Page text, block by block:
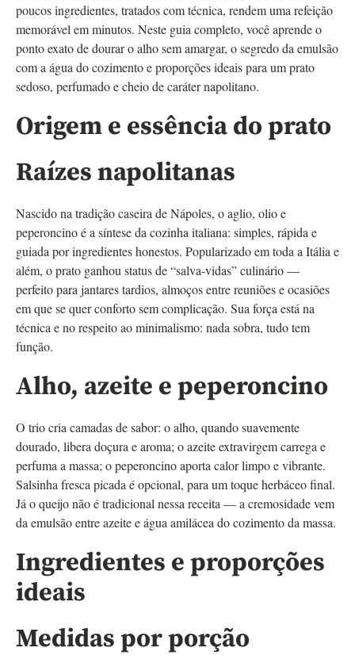
poucos ingredientes, tratados com técnica, rendem uma refeição
memorável em minutos. Neste guia completo, você aprende o
ponto exato de dourar o alho sem amargar, o segredo da emulsão
com a água do cozimento e proporções ideais para um prato
sedoso, perfumado e cheio de caráter napolitano.
Origem e essência do prato
Raízes napolitanas
Nascido na tradição caseira de Nápoles, o aglio, olio e
peperoncino é a síntese da cozinha italiana: simples, rápida e
guiada por ingredientes honestos. Popularizado em toda a Itália e
além, o prato ganhou status de “salva-vidas” culinário —
perfeito para jantares tardios, almoços entre reuniões e ocasiões
em que se quer conforto sem complicação. Sua força está na
técnica e no respeito ao minimalismo: nada sobra, tudo tem
função.
Alho, azeite e peperoncino
O trio cria camadas de sabor: o alho, quando suavemente
dourado, libera doçura e aroma; o azeite extravirgem carrega e
perfuma a massa; o peperoncino aporta calor limpo e vibrante.
Salsinha fresca picada é opcional, para um toque herbáceo final.
Já o queijo não é tradicional nessa receita — a cremosidade vem
da emulsão entre azeite e água amilácea do cozimento da massa.
Ingredientes e proporções
ideais
Medidas por porção